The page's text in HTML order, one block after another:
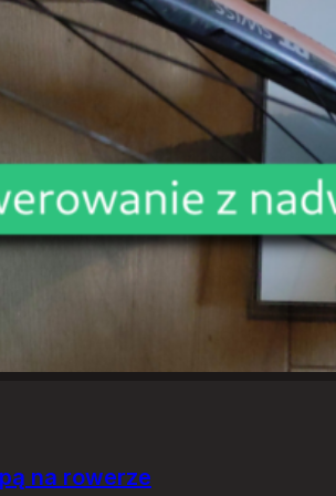
na rowerze